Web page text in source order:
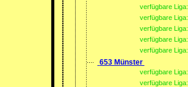
verfügbare Liga:
verfügbare Liga:
verfügbare Liga:
verfügbare Liga:
verfügbare Liga:
653 Münster
verfügbare Liga:
verfügbare Liga: